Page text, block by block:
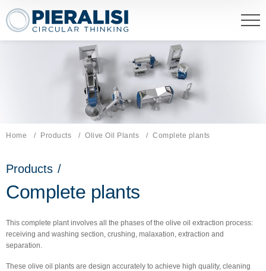
Pieralisi Maip Spa
Home Products Olive Oil Plants Current page:
Complete plants
Products /
Complete plants
This complete plant involves all the phases of the olive oil extraction process:
receiving and washing section, crushing, malaxation, extraction and
separation.
These olive oil plants are design accurately to achieve high quality, cleaning